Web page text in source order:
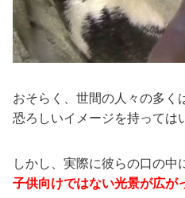
おそらく、世間の人々の多く
恐ろしいイメージを持っては
しかし、実際に彼らの口の中
子供向けではない光景が広が